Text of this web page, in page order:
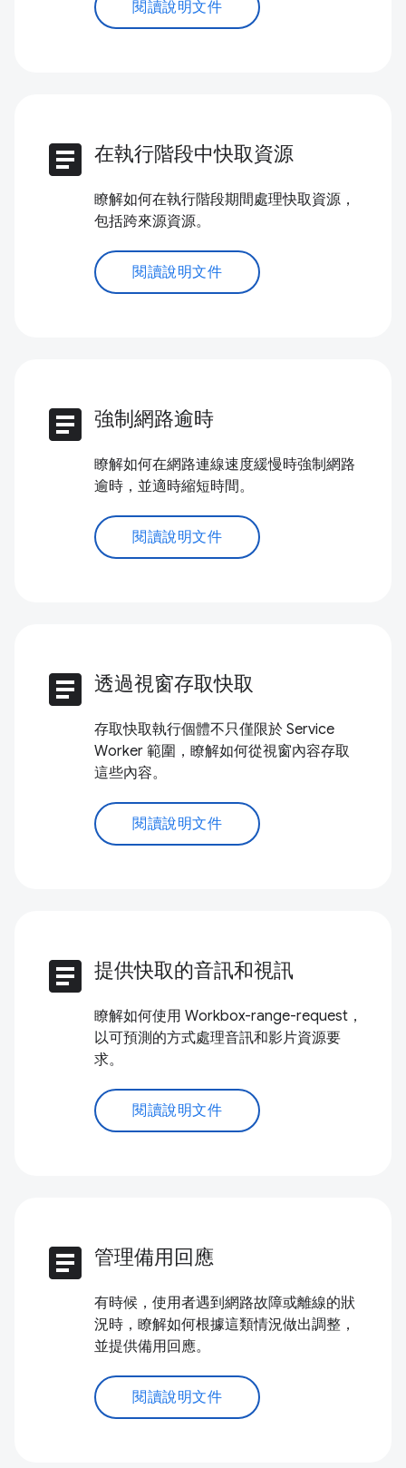
閱讀說明文件
article 在執行階段中快取資源
瞭解如何在執行階段期間處理快取資源，
包括跨來源資源。
閱讀說明文件
article 強制網路逾時
瞭解如何在網路連線速度緩慢時強制網路
逾時，並適時縮短時間。
閱讀說明文件
article 透過視窗存取快取
存取快取執行個體不只僅限於 Service
Worker 範圍，瞭解如何從視窗內容存取
這些內容。
閱讀說明文件
article 提供快取的音訊和視訊
瞭解如何使用 Workbox-range-request，
以可預測的方式處理音訊和影片資源要
求。
閱讀說明文件
article 管理備用回應
有時候，使用者遇到網路故障或離線的狀
況時，瞭解如何根據這類情況做出調整，
並提供備用回應。
閱讀說明文件